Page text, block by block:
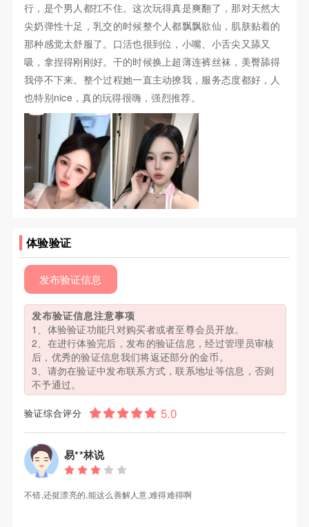
行，是个男人都扛不住。这次玩得真是爽翻了，那对天然大
尖奶弹性十足，乳交的时候整个人都飘飘欲仙，肌肤贴着的
那种感觉太舒服了。口活也很到位，小嘴、小舌尖又舔又
吸，拿捏得刚刚好。干的时候换上超薄连裤丝袜，美臀舔得
我停不下来。整个过程她一直主动撩我，服务态度都好，人
也特别nice，真的玩得很嗨，强烈推荐。
体验验证
发布验证信息
发布验证信息注意事项
1、体验验证功能只对购买者或者至尊会员开放。
2、在进行体验完后，发布的验证信息，经过管理员审核
后，优秀的验证信息我们将返还部分的金币。
3、请勿在验证中发布联系方式，联系地址等信息，否则
不予通过。
验证综合评分
易**林说
不错,还挺漂亮的,能这么善解人意,难得难得啊